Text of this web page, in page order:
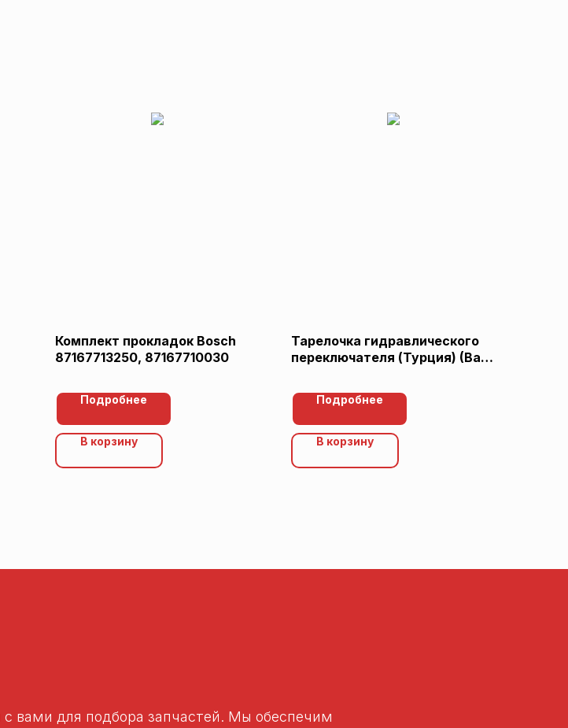
Комплект прокладок Bosch
87167713250, 87167710030
Подробнее
В корзину
Тарелочка гидравлического
переключателя (Турция) (Baxi
Подробнее
В корзину
вами для подбора запчастей. Мы обеспечим